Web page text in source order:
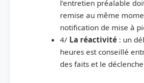
l’entretien préalable
remise au même
notification de mise à
4/ La réactivité: un
heures est conseillé
des faits et le